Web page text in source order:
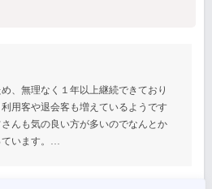
、無理なく１年以上継続できており
用客や退会客も増えているようです
んも気の良い方が多いのでなんとか
ています。…